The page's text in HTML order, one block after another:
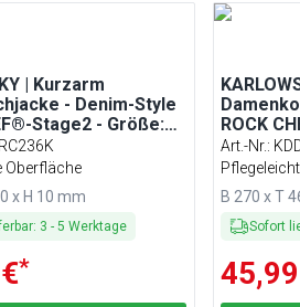
| Kurzarm
- Denim-Style
Stage2 - Größe:
Oberfläche
x H 10 mm
: 3 -5 Werktage
*
ROCK
38
Art.-Nr.:
B 270 x T
Sofort